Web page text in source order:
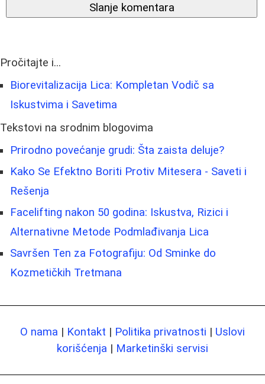
Slanje komentara
Pročitajte i...
Biorevitalizacija Lica: Kompletan Vodič sa
Iskustvima i Savetima
Tekstovi na srodnim blogovima
Prirodno povećanje grudi: Šta zaista deluje?
Kako Se Efektno Boriti Protiv Mitesera - Saveti i
Rešenja
Facelifting nakon 50 godina: Iskustva, Rizici i
Alternativne Metode Podmlađivanja Lica
Savršen Ten za Fotografiju: Od Sminke do
Kozmetičkih Tretmana
O nama | Kontakt | Politika privatnosti | Uslovi
korišćenja | Marketinški servisi